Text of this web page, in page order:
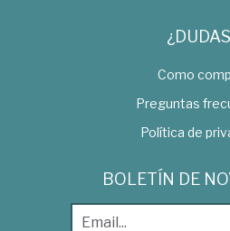
Como
Preguntas
Política de
BOLETÍN DE